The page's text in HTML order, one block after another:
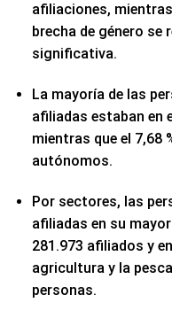
afiliaciones,
brecha de género se
significativa.
La mayoría de las
afiliadas estaban en
mientras que el 7,68
autónomos.
Por sectores, las
afiliadas en su
281.973 afiliados y
agricultura y la
personas.